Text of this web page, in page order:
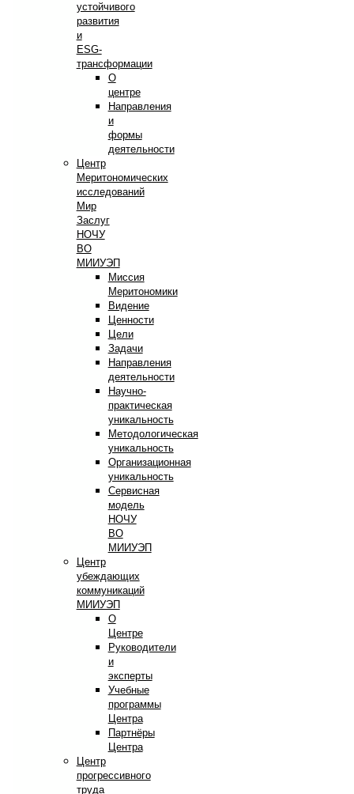
устойчивого
развития
и
ESG-
трансформации
О
центре
Направления
и
формы
деятельности
Центр
Меритономических
исследований
Мир
Заслуг
НОЧУ
ВО
МИИУЭП
Миссия
Меритономики
Видение
Ценности
Цели
Задачи
Направления
деятельности
Научно-
практическая
уникальность
Методологическая
уникальность
Организационная
уникальность
Сервисная
модель
НОЧУ
ВО
МИИУЭП
Центр
убеждающих
коммуникаций
МИИУЭП
О
Центре
Руководители
и
эксперты
Учебные
программы
Центра
Партнёры
Центра
Центр
прогрессивного
труда